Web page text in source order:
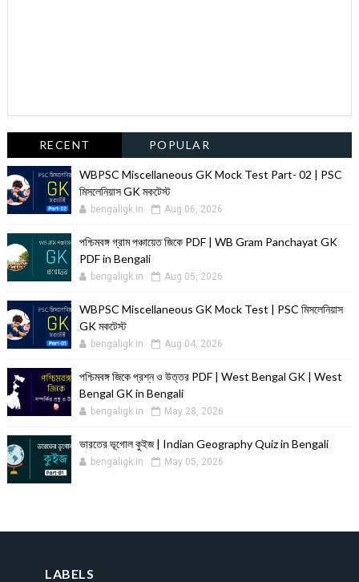
RECENT POPULAR
WBPSC Miscellaneous GK Mock Test Part- 02 | PSC
মিসলেনিয়াস GK মকটেস্ট
bengaligk.in Aug 06, 2026
পশ্চিমবঙ্গ গ্রাম পঞ্চায়েত জিকে PDF | WB Gram Panchayat GK
PDF in Bengali
bengaligk.in Aug 05, 2026
WBPSC Miscellaneous GK Mock Test | PSC মিসলেনিয়াস
GK মকটেস্ট
bengaligk.in Aug 04, 2026
পশ্চিমবঙ্গ জিকে প্রশ্ন ও উত্তর PDF | West Bengal GK | West
Bengal GK in Bengali
bengaligk.in May 28, 2026
ভারতের ভূগোল কুইজ | Indian Geography Quiz in Bengali
bengaligk.in May 05, 2026
LABELS